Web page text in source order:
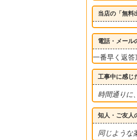
当店の「無料
電話・メール
一番早く返答
工事中に感じ
時間通りに
知人・ご友人
同じような